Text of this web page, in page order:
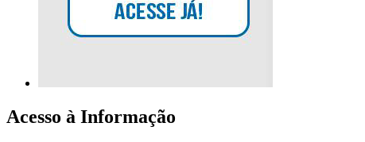
Acesso à Informação